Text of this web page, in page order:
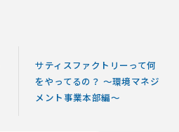
サティスファクトリーって何
をやってるの？ ～環境マネジ
メント事業本部編～